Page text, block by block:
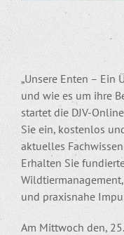
„Unsere Enten – Ein
und wie es um ihre
startet die DJV-
Sie ein, kostenlos
aktuelles
Erhalten Sie
und praxisnahe
Am Mittwoch den,